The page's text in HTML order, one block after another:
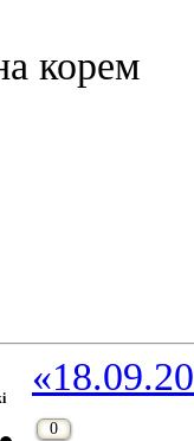
корем
0